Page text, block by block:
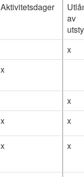
Aktivitetsdager
av
x
x
x
x x
x x